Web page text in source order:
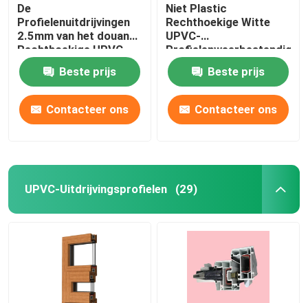
De
Profielenuitdrijvingen
2.5mm van het douane
Rechthoekige UPVC
Venster Dikte
Beste prijs
Contacteer ons
Niet Plastic
Rechthoekige Witte
UPVC-
Beste prijs
Contacteer ons
UPVC-Uitdrijvingsprofielen (29)